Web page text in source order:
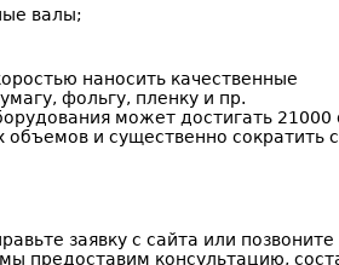
валы;
наносить качественные
фольгу, пленку и пр.
может достигать 21000
и существенно сократить
заявку с сайта или
предоставим консультацию,